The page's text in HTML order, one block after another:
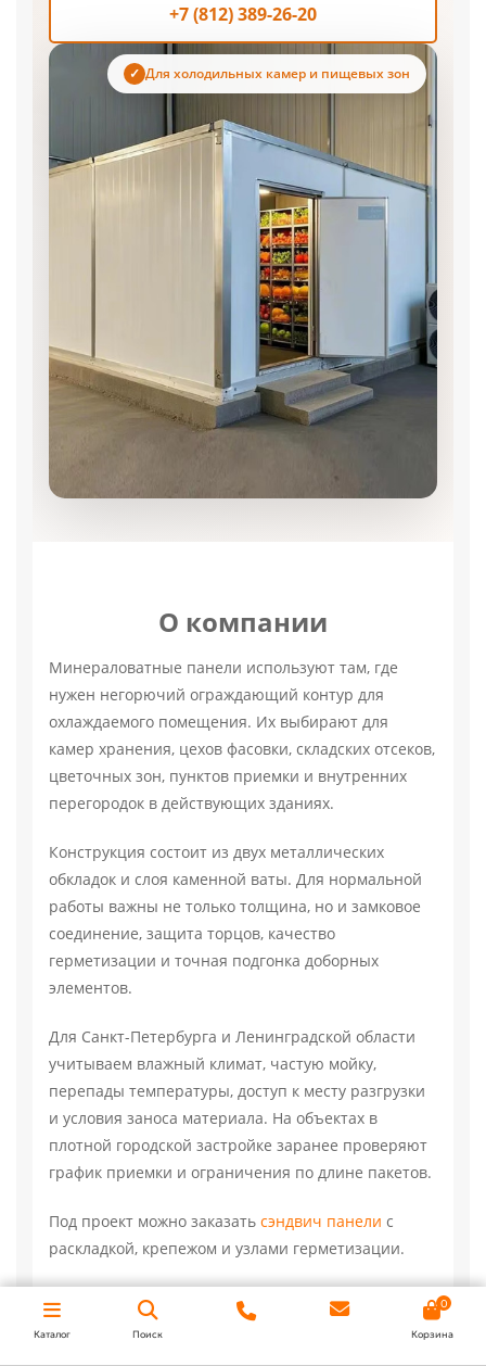
+7 (812) 389-26-20
Для холодильных камер и пищевых зон
О компании
Минераловатные панели используют там, где
нужен негорючий ограждающий контур для
охлаждаемого помещения. Их выбирают для
камер хранения, цехов фасовки, складских отсеков,
цветочных зон, пунктов приемки и внутренних
перегородок в действующих зданиях.
Конструкция состоит из двух металлических
обкладок и слоя каменной ваты. Для нормальной
работы важны не только толщина, но и замковое
соединение, защита торцов, качество
герметизации и точная подгонка доборных
элементов.
Для Санкт-Петербурга и Ленинградской области
учитываем влажный климат, частую мойку,
перепады температуры, доступ к месту разгрузки
и условия заноса материала. На объектах в
плотной городской застройке заранее проверяют
график приемки и ограничения по длине пакетов.
Под проект можно заказать сэндвич панели с
раскладкой, крепежом и узлами герметизации.
Каталог Поиск
0
Корзина